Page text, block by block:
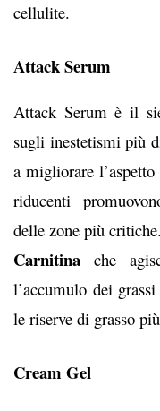
cellulite.
Attack Serum
Attack Serum è il
sugli inestetismi più
a migliorare
riducenti
delle zone più
Carnitina che
l’accumulo dei
le riserve di grasso
Cream Gel